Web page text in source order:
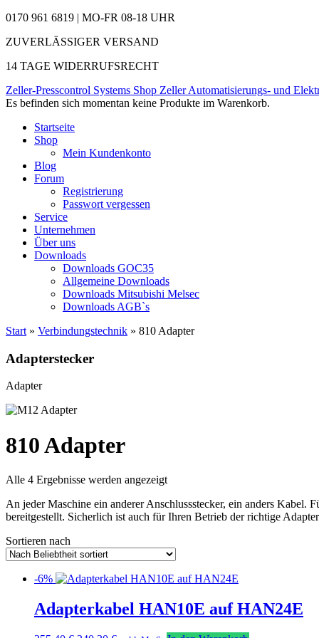
0170 961 6819 | MO-FR 08-18 UHR
ZUVERLÄSSIGER VERSAND
14 TAGE WIDERRUFSRECHT
Zeller-Presscontrol Systems Shop Zeller Automatisierungs- und
Es befinden sich momentan keine Produkte im Warenkorb.
Startseite
Shop
Mein Kundenkonto
Blog
Forum
Registrierung
Passwort vergessen
Service
Unternehmen
Über uns
Downloads
Downloads GOC35
Allgemeine Downloads
Downloads Mitsubishi Melsec
Downloads AGB`s
Start » Verbindungstechnik » 810 Adapter
Adapterstecker
Adapter
810 Adapter
Alle 4 Ergebnisse werden angezeigtNach
sortiert
An jeder Maschine ein anderer Anschlussstecker, ein anders Kabel.
bereitgestellt. Sicherlich ist auch für Ihren Betrieb der richtige
Sortieren nach
-6%
Adapterkabel HAN10E auf HAN24E